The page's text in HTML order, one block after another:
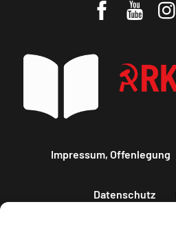
Impressum, Offenlegung
Datenschutz